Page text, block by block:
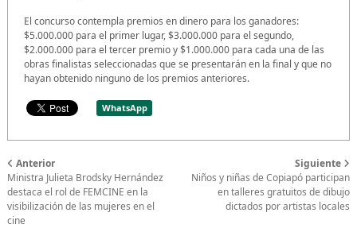
El concurso contempla premios en dinero para los ganadores:
$5.000.000 para el primer lugar, $3.000.000 para el segundo,
$2.000.000 para el tercer premio y $1.000.000 para cada una de las
obras finalistas seleccionadas que se presentarán en la final y que no
hayan obtenido ninguno de los premios anteriores.
WhatsApp
Anterior
Ministra Julieta Brodsky Hernández
destaca el rol de FEMCINE en la
visibilización de las mujeres en el
cine
Siguiente
Niños y niñas de Copiapó participan
en talleres gratuitos de dibujo
dictados por artistas locales